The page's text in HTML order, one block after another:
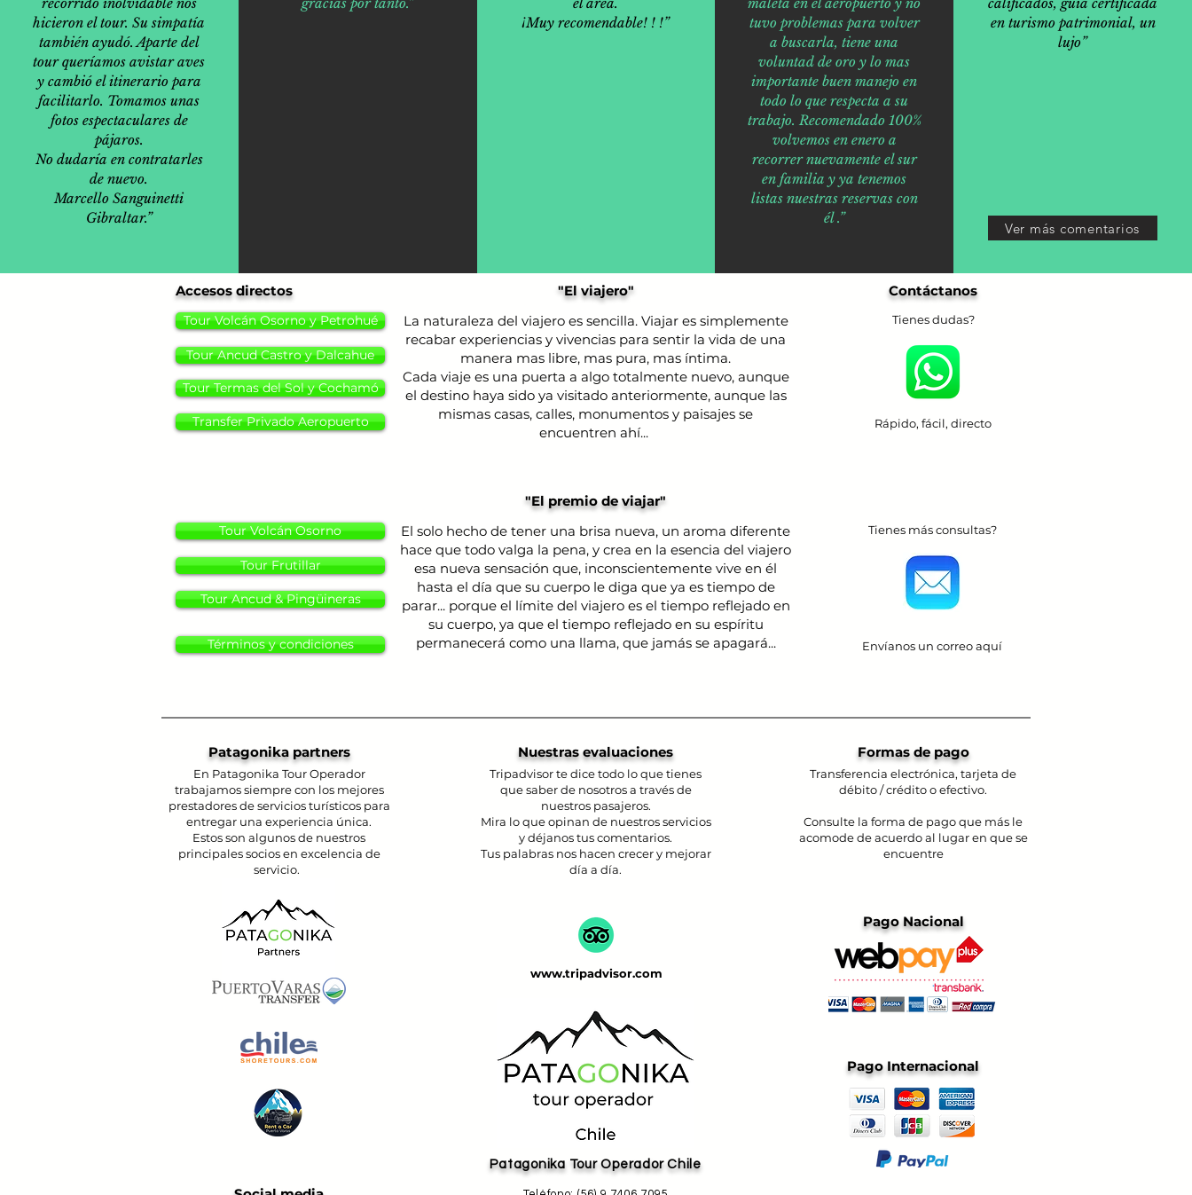
hicieron el tour. Su simpatía
también ayudó. Aparte del
tour queríamos avistar aves
y cambió el itinerario para
facilitarlo. Tomamos unas
fotos espectaculares de
pájaros.
No dudaría en contratarles
de nuevo.
Marcello Sanguinetti
Gibraltar.”
¡Muy recomendable! ! !”
tuvo problemas para volver
a buscarla, tiene una
voluntad de oro y lo mas
importante buen manejo en
todo lo que respecta a su
trabajo. Recomendado 100%
volvemos en enero a
recorrer nuevamente el sur
en familia y ya tenemos
listas nuestras reservas con
él .”
en turismo patrimonial, un
lujo”
Ver más comentarios
Accesos directos "El viajero" Contáctanos
Tour Volcán Osorno y Petrohué
Tour Ancud Castro y Dalcahue
Tour Termas del Sol y Cochamó
Transfer Privado Aeropuerto
La naturaleza del viajero es sencilla. Viajar es simplemente
recabar experiencias y vivencias para sentir la vida de una
manera mas libre, mas pura, mas íntima.
Cada viaje es una puerta a algo totalmente nuevo, aunque
el destino haya sido ya visitado anteriormente, aunque las
mismas casas, calles, monumentos y paisajes se
encuentren ahí...
Tienes dudas?
Rápido, fácil, directo
"El premio de viajar"
Tour Volcán Osorno
Tour Frutillar
Tour Ancud & Pingüineras
Términos y condiciones
El solo hecho de tener una brisa nueva, un aroma diferente
hace que todo valga la pena, y crea en la esencia del viajero
esa nueva sensación que, inconscientemente vive en él
hasta el día que su cuerpo le diga que ya es tiempo de
parar... porque el límite del viajero es el tiempo reflejado en
su cuerpo, ya que el tiempo reflejado en su espíritu
permanecerá como una llama, que jamás se apagará...
Tienes más consultas?
Envíanos un correo aquí
Patagonika partners
En Patagonika Tour Operador
trabajamos siempre con los mejores
prestadores de servicios turísticos para
entregar una experiencia única.
Estos son algunos de nuestros
principales socios en excelencia de
servicio.
Nuestras evaluaciones
Tripadvisor te dice todo lo que tienes
que saber de nosotros a través de
nuestros pasajeros.
Mira lo que opinan de nuestros servicios
y déjanos tus comentarios.
Tus palabras nos hacen crecer y mejorar
día a día.
www.tripadvisor.com
Patagonika Tour Operador Chile
Formas de pago
Transferencia electrónica, tarjeta de
débito / crédito o efectivo.
Consulte la forma de pago que más le
acomode de acuerdo al lugar en que se
encuentre
Pago Nacional
Pago Internacional